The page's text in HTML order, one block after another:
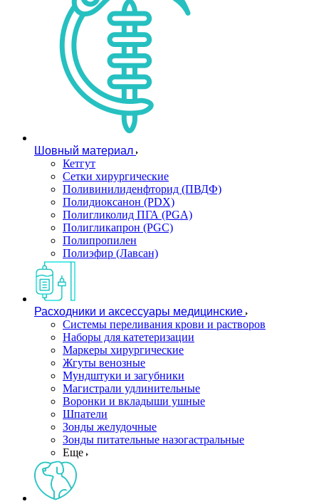
Шовный материал
Кетгут
Сетки хирургические
Поливинилиденфторид (ПВДФ)
Полидиоксанон (PDX)
Полигликолид ПГА (PGA)
Полигликапрон (PGC)
Полипропилен
Полиэфир (Лавсан)
Расходники и аксессуары медицинские
Системы переливания крови и растворов
Наборы для катетеризации
Маркеры хирургические
Жгуты венозные
Мундштуки и загубники
Магистрали удлинительные
Воронки и вкладыши ушные
Шпатели
Зонды желудочные
Зонды питательные назогастральные
Еще